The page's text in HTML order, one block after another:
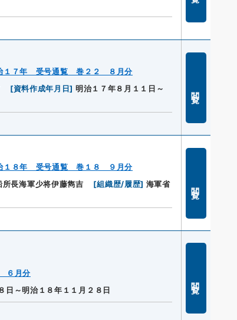
１７年 受号通覧 巻２２ ８月分
[資料作成年月日] 明治１７年８月１１日～
１８年 受号通覧 巻１８ ９月分
長海軍少将伊藤雋吉 [組織歴/履歴] 海軍省
６月分
日～明治１８年１１月２８日